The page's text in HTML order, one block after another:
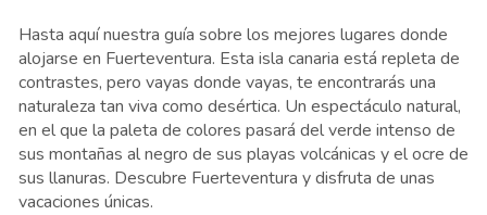
Hasta aquí nuestra guía sobre los mejores lugares donde
alojarse en Fuerteventura. Esta isla canaria está repleta de
contrastes, pero vayas donde vayas, te encontrarás una
naturaleza tan viva como desértica. Un espectáculo natural,
en el que la paleta de colores pasará del verde intenso de
sus montañas al negro de sus playas volcánicas y el ocre de
sus llanuras. Descubre Fuerteventura y disfruta de unas
vacaciones únicas.